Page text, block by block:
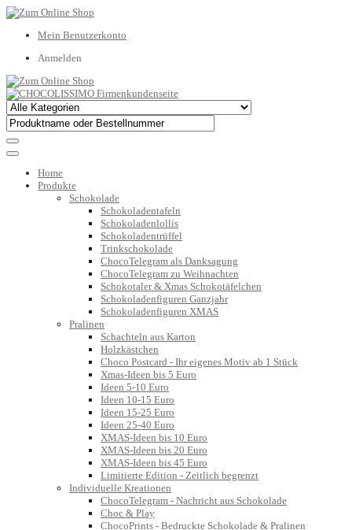
Mein Benutzerkonto
Anmelden
Home
Produkte
Schokolade
Schokoladentafeln
Schokoladenlollis
Schokoladentrüffel
Trinkschokolade
ChocoTelegram als Danksagung
ChocoTelegram zu Weihnachten
Schokotaler & Xmas Schokotäfelchen
Schokoladenfiguren Ganzjahr
Schokoladenfiguren XMAS
Pralinen
Schachteln aus Karton
Holzkästchen
Choco Postcard - Ihr eigenes Motiv ab 1 Stück
Xmas-Ideen bis 5 Euro
Ideen 5-10 Euro
Ideen 10-15 Euro
Ideen 15-25 Euro
Ideen 25-40 Euro
XMAS-Ideen bis 10 Euro
XMAS-Ideen bis 20 Euro
XMAS-Ideen bis 45 Euro
Limitierte Edition - Zeitlich begrenzt
Individuelle Kreationen
ChocoTelegram - Nachricht aus Schokolade
Choc & Play
ChocoPrints - Bedruckte Schokolade & Pralinen